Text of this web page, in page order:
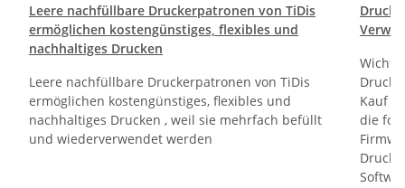
Leere nachfüllbare Druckerpatronen von TiDis
ermöglichen kostengünstiges, flexibles und
nachhaltiges Drucken
Leere nachfüllbare Druckerpatronen von TiDis
ermöglichen kostengünstiges, flexibles und
nachhaltiges Drucken , weil sie mehrfach befüllt
und wiederverwendet werden
Kauf
die